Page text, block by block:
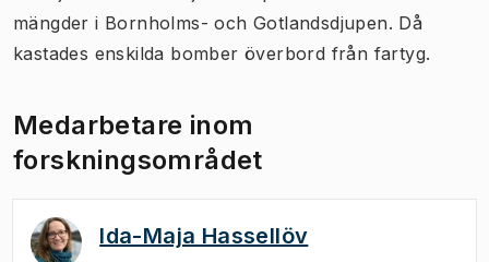
mängder i Bornholms- och Gotlandsdjupen. Då
kastades enskilda bomber överbord från fartyg.
Medarbetare inom
forskningsområdet
Ida-Maja Hassellöv